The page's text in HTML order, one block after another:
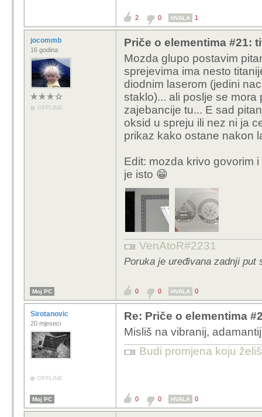
2 0 HVALA 1
jocommb
16 godina
OFFLINE
Priče o elementima #21:
Mozda glupo postavim
sprejevima ima nesto
diodnim laserom (jedini
staklo)... ali poslje se
zajebancije tu... E sad
oksid u spreju ili nez ni ja
prikaz kako ostane nakon
Edit: mozda krivo govorim
je isto 😁
VenAtoR#2231
Poruka je uređivana zadnji put
Moj PC 0 0 HVALA 0
Sirotanovic
20 mjeseci
OFFLINE
Re: Priče o elementima
Misliš na vibranij,
Budi promjena koju
Moj PC 0 0 HVALA 0